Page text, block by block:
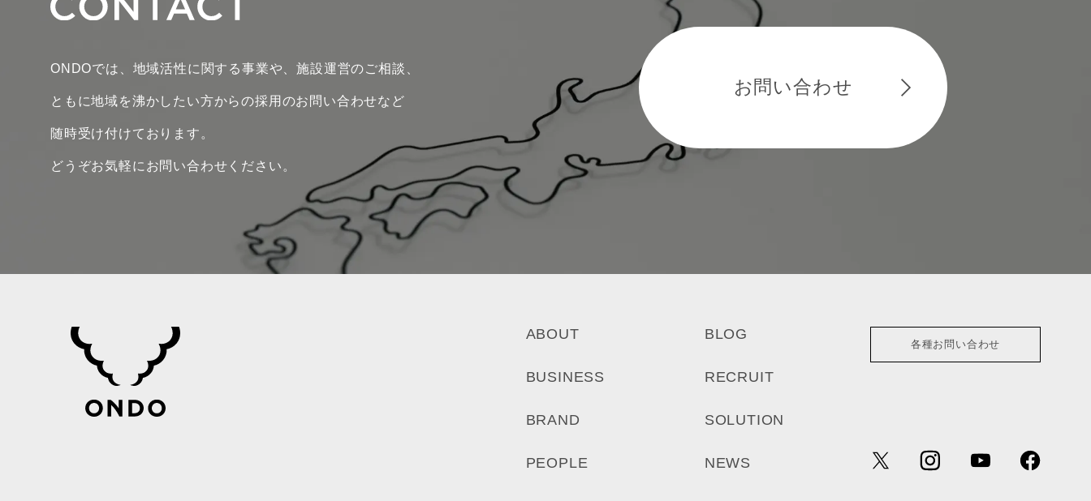
ONDOでは、地域活性に関する事業や、施設運営のご相談、
ともに地域を沸かしたい方からの採用のお問い合わせなど
随時受け付けております。
どうぞお気軽にお問い合わせください。
お問い合わせ
ABOUT
BUSINESS
BRAND
PEOPLE
BLOG
RECRUIT
SOLUTION
NEWS
各種お問い合わせ